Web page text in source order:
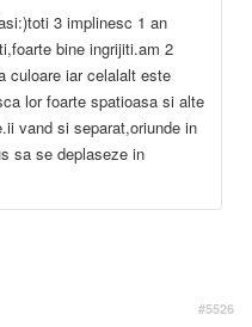
3 implinesc 1 an
bine ingrijiti.am 2
culoare iar celalalt este
lor foarte spatioasa si alte
vand si separat,oriunde in
sa se deplaseze in
#5526